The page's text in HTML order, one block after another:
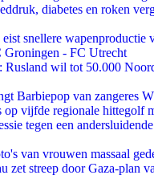
diabetes en roken
eist snellere wapenproductie
Groningen - FC Utrecht
Rusland wil tot 50.000
Barbiepop van zangeres
op vijfde regionale hittegolf
tegen een
van vrouwen massaal
zet streep door Gaza-plan